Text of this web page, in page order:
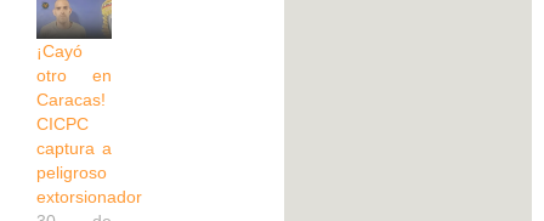
¡Cayó
otro en
Caracas!
CICPC
captura a
peligroso
extorsionador